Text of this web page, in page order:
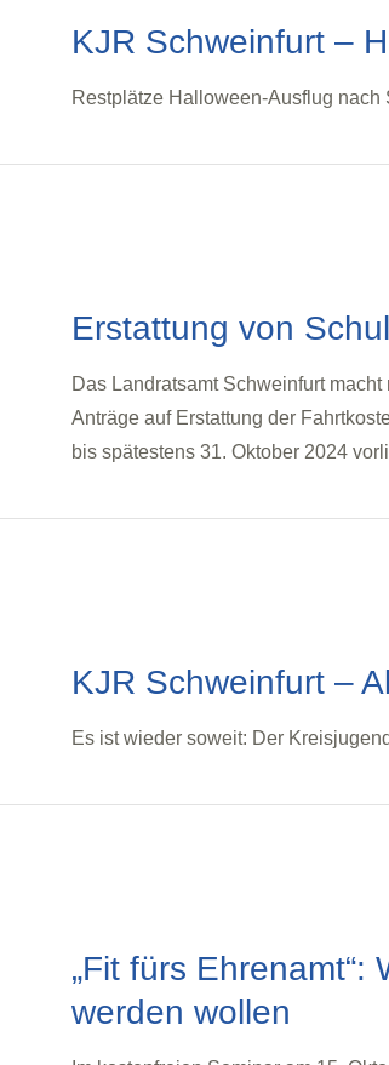
KJR Schweinfurt –
Restplätze Halloween-Ausflug nach
Erstattung von
Das Landratsamt Schweinfurt
Anträge auf Erstattung der
bis spätestens 31. Oktober 2024
KJR Schweinfurt –
Es ist wieder soweit: Der
„Fit fürs
werden wollen